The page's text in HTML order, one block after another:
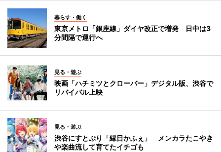
暮らす・働く
東京メトロ「銀座線」ダイヤ改正で増発 日中は3
分間隔で運行へ
見る・遊ぶ
映画「ハチミツとクローバー」デジタル版、渋谷で
リバイバル上映
見る・遊ぶ
渋谷にすとぷり「縁日かふぇ」 メンカラたこやき
や楽曲流して育てたイチゴも